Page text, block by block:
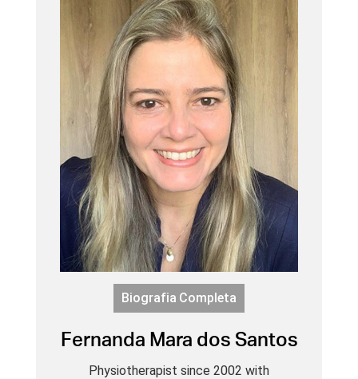
Biografia Completa
Fernanda Mara dos Santos
Physiotherapist since 2002 with